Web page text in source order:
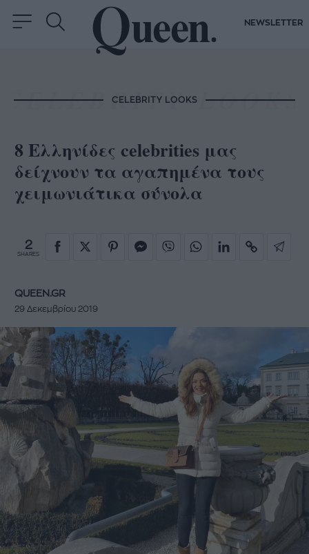
NEWSLETTER
CELEBRITY LOOKS
8 Ελληνίδες celebrities μας
δείχνουν τα αγαπημένα τους
χειμωνιάτικα σύνολα
2
SHARES
QUEEN.GR
29 Δεκεμβρίου 2019